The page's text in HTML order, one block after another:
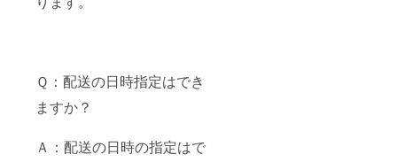
Ｑ：配送の日時指定はでき
ますか？
Ａ：配送の日時の指定はで